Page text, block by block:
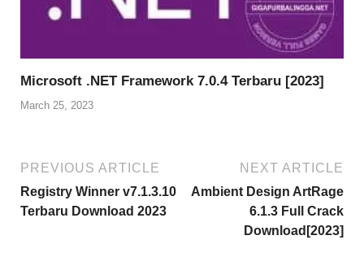
Microsoft .NET Framework 7.0.4 Terbaru [2023]
March 25, 2023
PREVIOUS ARTICLE
Registry Winner v7.1.3.10
Terbaru Download 2023
NEXT ARTICLE
Ambient Design ArtRage
6.1.3 Full Crack
Download[2023]